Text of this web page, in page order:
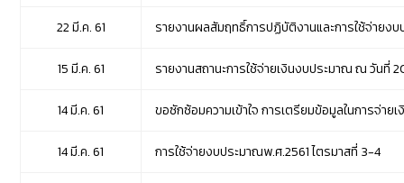
22 มี.ค. 61 รายงานผลสัมฤทธิ์การปฏิบัติงานและการใช้จ่ายง
15 มี.ค. 61 รายงานสถานะการใช้จ่ายเงินงบประมาณ ณ วันที่
14 มี.ค. 61 ขอซักซ้อมความเข้าใจ การเตรียมข้อมูลในการจ่า
14 มี.ค. 61 การใช้จ่ายงบประมาณพ.ศ.2561 ไตรมาสที่ 3-4